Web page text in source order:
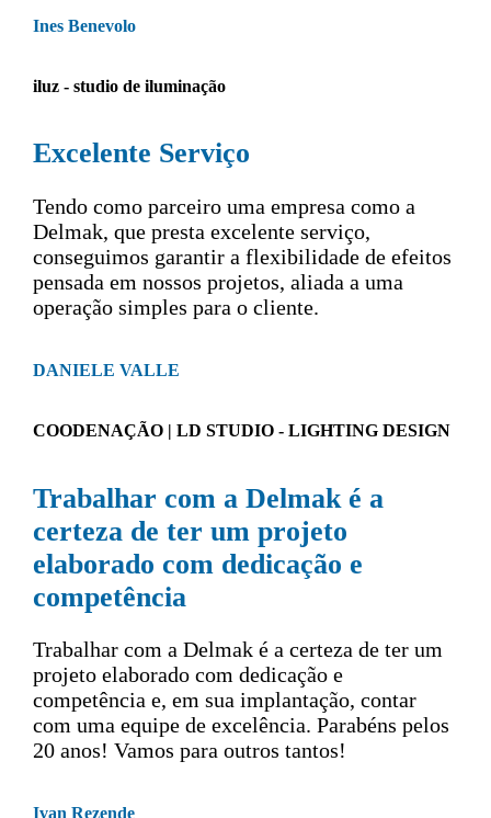
Ines Benevolo
iluz - studio de iluminação
Excelente Serviço
Tendo como parceiro uma empresa como a
Delmak, que presta excelente serviço,
conseguimos garantir a flexibilidade de efeitos
pensada em nossos projetos, aliada a uma
operação simples para o cliente.
DANIELE VALLE
COODENAÇÃO | LD STUDIO - LIGHTING DESIGN
Trabalhar com a Delmak é a
certeza de ter um projeto
elaborado com dedicação e
competência
Trabalhar com a Delmak é a certeza de ter um
projeto elaborado com dedicação e
competência e, em sua implantação, contar
com uma equipe de excelência. Parabéns pelos
20 anos! Vamos para outros tantos!
Ivan Rezende